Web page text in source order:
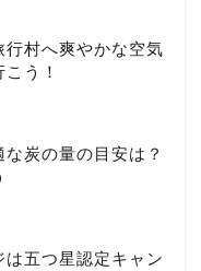
行村へ爽やかな空気
う！
炭の量の目安は？
五つ星認定キャン